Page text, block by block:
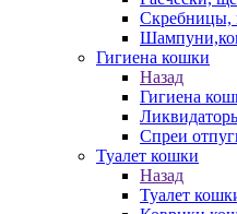
Скребницы,
Гигиена кошки
Назад
Гигиена
Спреи
Туалет кошки
Назад
Туалет